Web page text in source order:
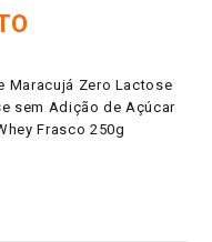
Maracujá Zero Lactose
sem Adição de Açúcar
Frasco 250g